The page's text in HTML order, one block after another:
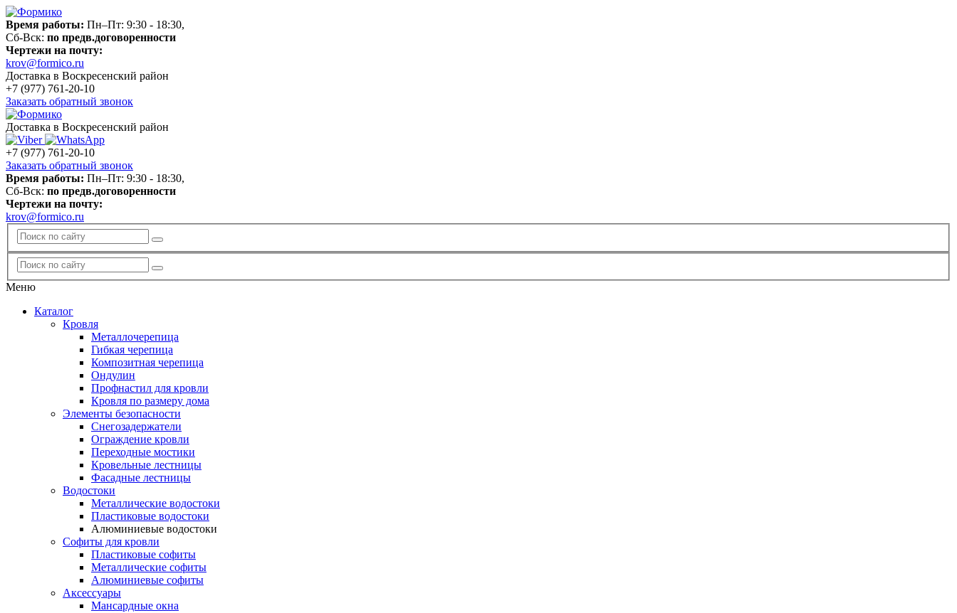
Время работы: Пн–Пт: 9:30 - 18:30,
Сб-Вск: по предв.договоренности
Чертежи на почту:
krov@formico.ru
Доставка в Воскресенский район
+7 (977) 761-20-10
Заказать обратный звонок
Доставка в Воскресенский район
+7 (977) 761-20-10
Заказать обратный звонок
Время работы: Пн–Пт: 9:30 - 18:30,
Сб-Вск: по предв.договоренности
Чертежи на почту:
krov@formico.ru
Меню
Каталог
Кровля
Металлочерепица
Гибкая черепица
Композитная черепица
Ондулин
Профнастил для кровли
Кровля по размеру дома
Элементы безопасности
Снегозадержатели
Ограждение кровли
Переходные мостики
Кровельные лестницы
Фасадные лестницы
Водостоки
Металлические водостоки
Пластиковые водостоки
Алюминиевые водостоки
Софиты для кровли
Пластиковые софиты
Металлические софиты
Алюминиевые софиты
Аксессуары
Мансардные окна